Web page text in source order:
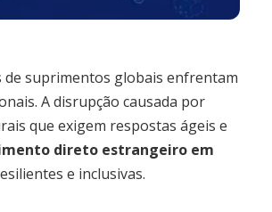
de suprimentos globais enfrentam
A disrupção causada por
que exigem respostas ágeis e
direto estrangeiro em
e inclusivas.